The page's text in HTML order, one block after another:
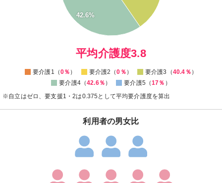
42.6%
0
平均介護度3.8
要介護1（0％ ） 要介護2（0％ ） 要介護3（40.4％ ）
要介護4（42.6％ ） 要介護5（17％ ）
※自立はゼロ、要支援1・2は0.375として平均要介護度を算出
利用者の男女比